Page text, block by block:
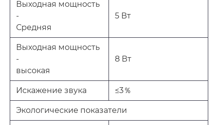
Выходная мощность
-
Средняя
5 Вт
Выходная мощность
-
высокая
8 Вт
Искажение звука ≤3％
Экологические показатели